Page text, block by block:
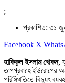
;
প্রকাশিত: ৩১
Facebook X
হাকিকুল ইসলাম খোকন,
তাপপ্রবাহে ইউরোপের
পরিস্থিতিতে বিদ্যুৎ